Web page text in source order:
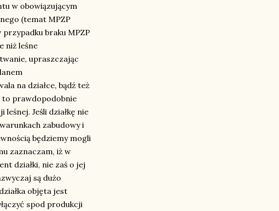
w obowiązującym
(temat MPZP
przypadku braku MPZP
niż leśne
upraszczając
na działce, bądź też
to prawdopodobnie
Jeśli działkę nie
zabudowy i
będziemy mogli
zaznaczam, iż w
działki, nie zaś o jej
są dużo
objęta jest
spod produkcji